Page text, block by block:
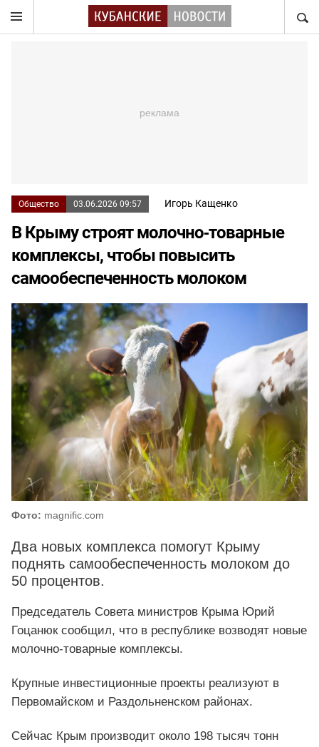
Общество 03.06.2026 09:57 Игорь Кащенко
В Крыму строят молочно‑товарные
комплексы, чтобы повысить
самообеспеченность молоком
Фото: magnific.com
Два новых комплекса помогут Крыму
поднять самообеспеченность молоком до
50 процентов.
Председатель Совета министров Крыма Юрий
Гоцанюк сообщил, что в республике возводят новые
молочно‑товарные комплексы.
Крупные инвестиционные проекты реализуют в
Первомайском и Раздольненском районах.
Сейчас Крым производит около 198 тысяч тонн